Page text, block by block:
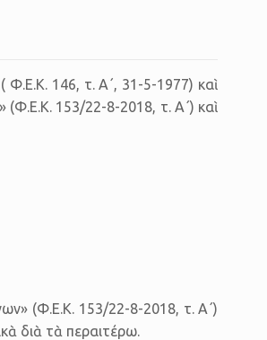
Φ.Ε.Κ. 146, τ. Α΄, 31-5-1977) καὶ
(Φ.Ε.Κ. 153/22-8-2018, τ. Α΄) καὶ
(Φ.Ε.Κ. 153/22-8-2018, τ. Α΄)
διὰ τὰ πε­ραι­τέ­ρω.